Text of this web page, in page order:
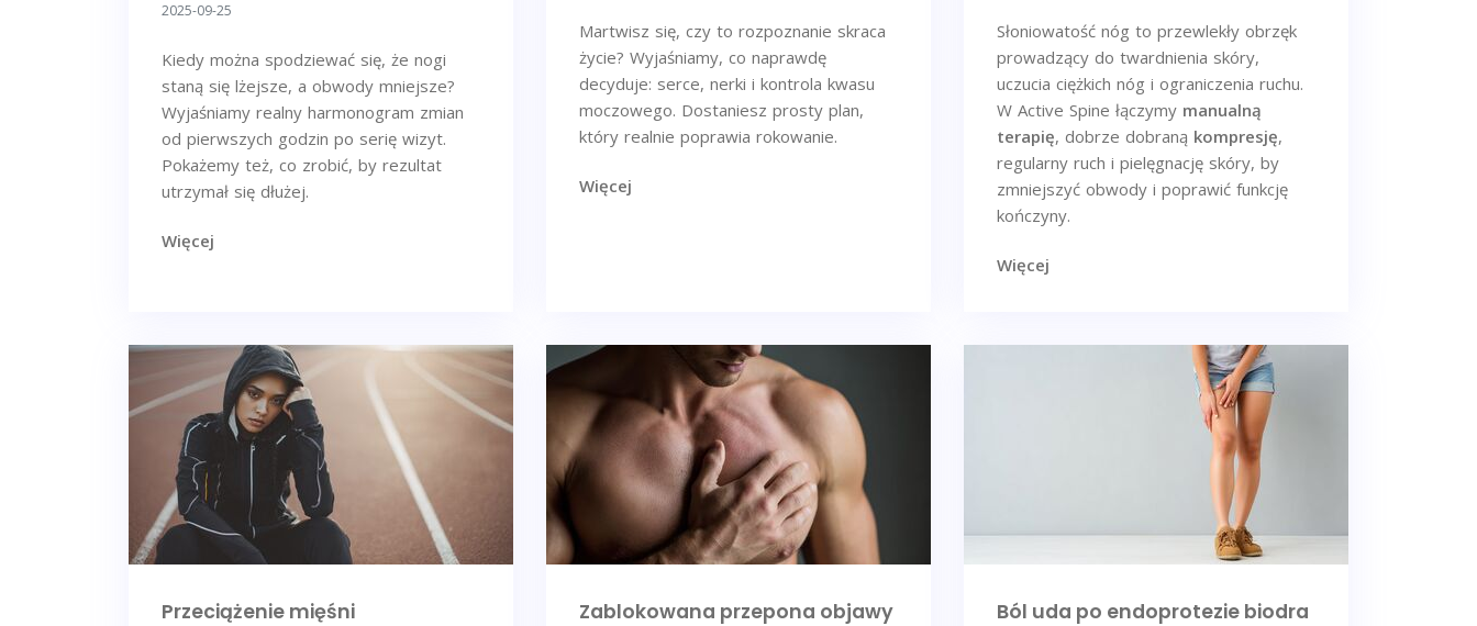
2025-09-25
Kiedy można spodziewać się, że nogi
staną się lżejsze, a obwody mniejsze?
Wyjaśniamy realny harmonogram zmian
od pierwszych godzin po serię wizyt.
Pokażemy też, co zrobić, by rezultat
utrzymał się dłużej.
Więcej
Martwisz się, czy to rozpoznanie skraca
życie? Wyjaśniamy, co naprawdę
decyduje: serce, nerki i kontrola kwasu
moczowego. Dostaniesz prosty plan,
który realnie poprawia rokowanie.
Więcej
Słoniowatość nóg to przewlekły obrzęk
prowadzący do twardnienia skóry,
uczucia ciężkich nóg i ograniczenia ruchu.
W Active Spine łączymy manualną
terapię, dobrze dobraną kompresję,
regularny ruch i pielęgnację skóry, by
zmniejszyć obwody i poprawić funkcję
kończyny.
Więcej
Przeciążenie mięśni Zablokowana przepona objawy Ból uda po endoprotezie biodra